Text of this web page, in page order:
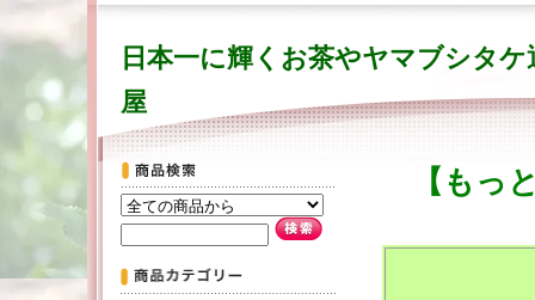
日本一に輝くお茶やヤマブシタ
屋
【もっ